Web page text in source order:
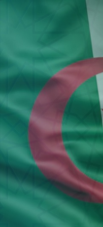
Aller au contenu principal